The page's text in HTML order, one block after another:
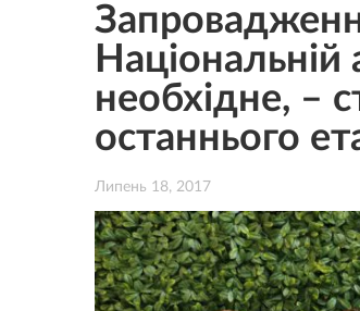
необхідне, –
останнього
Липень 18, 2017